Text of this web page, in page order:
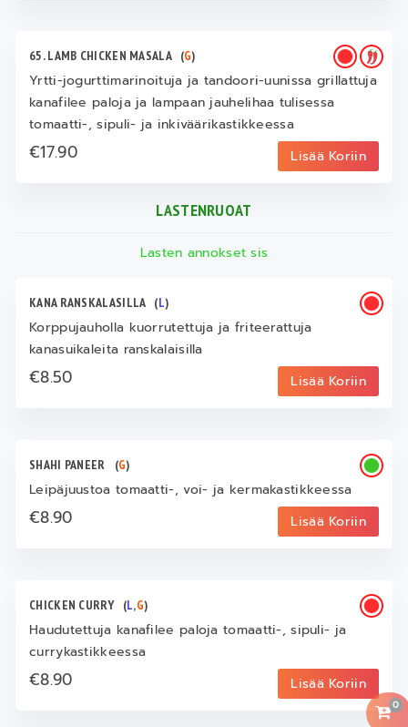
0
65. LAMB CHICKEN MASALA (G)
Yrtti-jogurttimarinoituja ja tandoori-uunissa grillattuja
kanafilee paloja ja lampaan jauhelihaa tulisessa
tomaatti-, sipuli- ja inkiväärikastikkeessa
€17.90 Lisää Koriin
LASTENRUOAT
Lasten annokset sis
KANA RANSKALASILLA (L)
Korppujauholla kuorrutettuja ja friteerattuja
kanasuikaleita ranskalaisilla
€8.50 Lisää Koriin
SHAHI PANEER (G)
Leipäjuustoa tomaatti-, voi- ja kermakastikkeessa
€8.90 Lisää Koriin
CHICKEN CURRY (L,G)
Haudutettuja kanafilee paloja tomaatti-, sipuli- ja
currykastikkeessa
€8.90 Lisää Koriin